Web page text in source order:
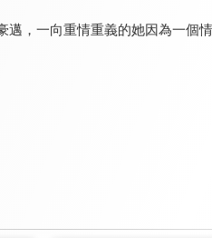
邁，一向重情重義的她因為一